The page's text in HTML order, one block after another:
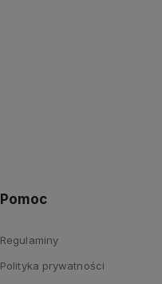
Pomoc
Regulaminy
Polityka prywatności